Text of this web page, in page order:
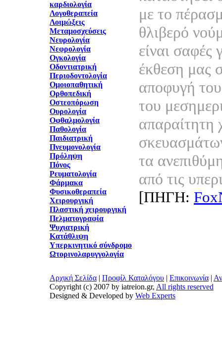
καρδιολογία
Λογοθεραπεία
Λοιμώξεις
Μεταμοσχεύσεις
Νευρολογία
Νεφρολογία
Ογκολογία
Οδοντιατρική
Περιοδοντολογία
Ομοιοπαθητική
Ορθοπεδική
Οστεοπόρωση
Ουρολογία
Οφθαλμολογία
Παθολογία
Παιδιατρική
Πνευμονολογία
Πρόληψη
Πόνος
Ρευματολογία
Φάρμακα
Φυσικοθεραπεία
Χειρουργική
Πλαστική χειρουργική
Πελματογραφία
Ψυχιατρική
Κατάθλιψη
Υπερκινητικό σύνδρομο
Ωτορινολαρυγγολογία
με το
θλιβερό
είναι σαφές
έκθεση μας
αποφυγή
του
απαραίτητη
τα
από τις
[ΠΗΓΗ:
Αρχική Σελίδα | Προφίλ Καταλόγου | Επικοινωνία |
Copyright (c) 2007 by iatreion.gr, All rights reserved
Designed & Developed by Web Experts